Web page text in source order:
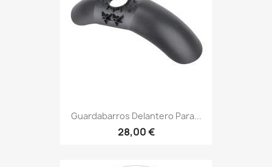
Guardabarros Delantero Para...
28,00 €